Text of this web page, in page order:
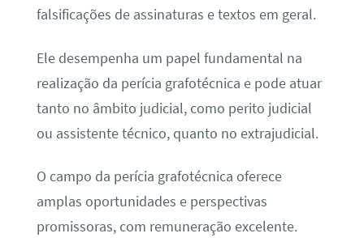
falsificações de assinaturas e textos em geral.
Ele desempenha um papel fundamental na
realização da perícia grafotécnica e pode atuar
tanto no âmbito judicial, como perito judicial
ou assistente técnico, quanto no extrajudicial.
O campo da perícia grafotécnica oferece
amplas oportunidades e perspectivas
promissoras, com remuneração excelente.